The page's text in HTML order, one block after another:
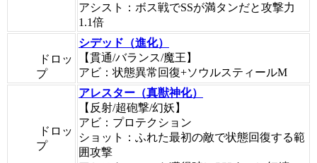
アシスト：ボス戦でSSが満タンだと攻撃力
1.1倍
ドロッ
プ
シデッド（進化）
【貫通/バランス/魔王】
アビ：状態異常回復+ソウルスティールM
ドロッ
プ
アレスター（真獣神化）
【反射/超砲撃/幻妖】
アビ：プロテクション
ショット：ふれた最初の敵で状態回復する範
囲攻撃